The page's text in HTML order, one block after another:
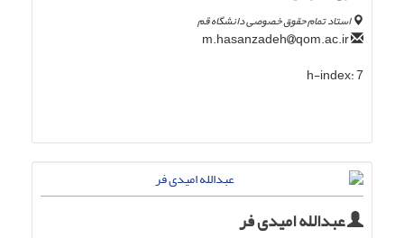
استاد تمام حقوق خصوصی دانشگاه قم
qom.ac.ir
h-index:7
عبدالله امیدی فر